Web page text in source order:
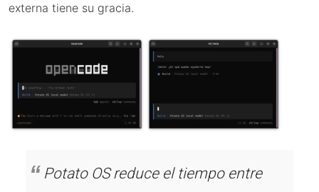
externa tiene su gracia.
Potato OS reduce el tiempo entre